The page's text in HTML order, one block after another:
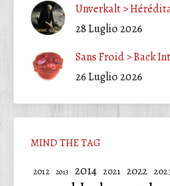
Unverkalt >
28 Luglio 2026
Sans Froid > Back
26 Luglio 2026
MIND THE TAG
2012 2013 2014 2021 2022